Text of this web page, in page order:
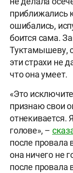
приближались
ошибались,
боится сама.
Туктамышеву,
эти страхи не
что она умеет.
«Это
признаю свои
отнекивается.
голове», –
после провала
она ничего не
после провала